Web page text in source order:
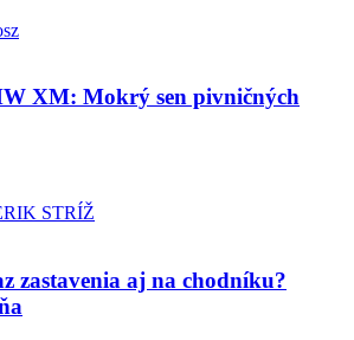
XM: Mokrý sen pivničných
STRÍŽ
zastavenia aj na chodníku?